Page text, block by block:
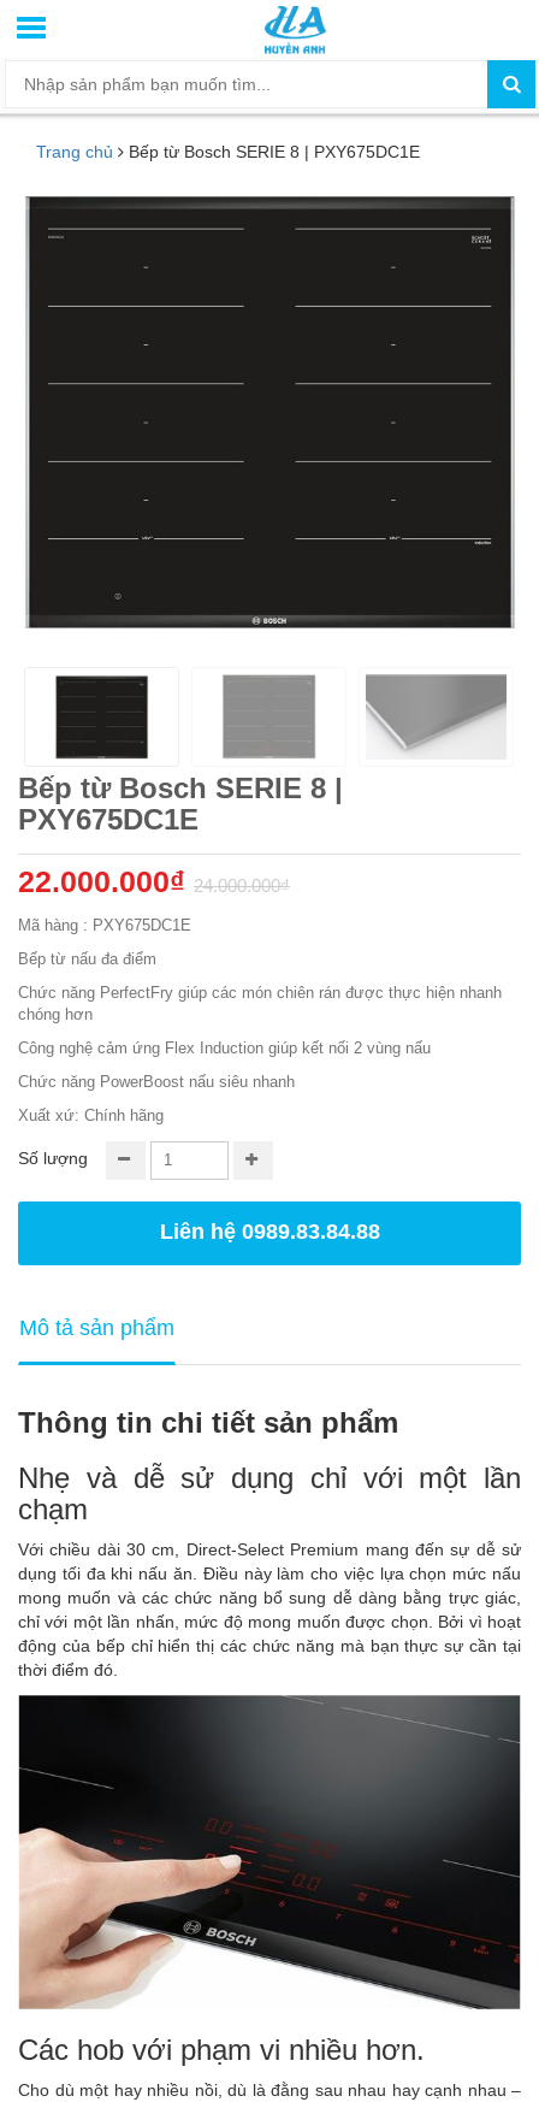
Trang chủ Bếp từ Bosch SERIE 8 | PXY675DC1E
Bếp từ Bosch SERIE 8 |
PXY675DC1E
22.000.000₫ 24.000.000₫
Mã hàng : PXY675DC1E
Bếp từ nấu đa điểm
Chức năng PerfectFry giúp các món chiên rán được thực hiện nhanh
chóng hơn
Công nghệ cảm ứng Flex Induction giúp kết nối 2 vùng nấu
Chức năng PowerBoost nấu siêu nhanh
Xuất xứ: Chính hãng
Số lượng
Liên hệ 0989.83.84.88
Mô tả sản phẩm
Thông tin chi tiết sản phẩm
Nhẹ và dễ sử dụng chỉ với một lần
chạm
Với chiều dài 30 cm, Direct-Select Premium mang đến sự dễ sử
dụng tối đa khi nấu ăn. Điều này làm cho việc lựa chọn mức nấu
mong muốn và các chức năng bổ sung dễ dàng bằng trực giác,
chỉ với một lần nhấn, mức độ mong muốn được chọn. Bởi vì hoạt
động của bếp chỉ hiển thị các chức năng mà bạn thực sự cần tại
thời điểm đó.
Các hob với phạm vi nhiều hơn.
Cho dù một hay nhiều nồi, dù là đằng sau nhau hay cạnh nhau –